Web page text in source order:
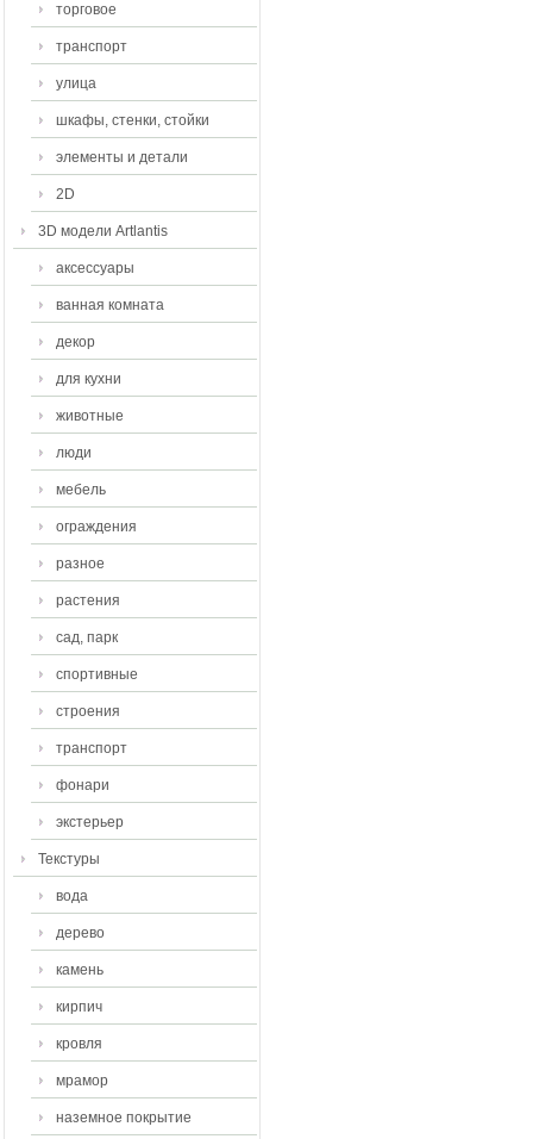
торговое
транспорт
улица
шкафы, стенки, стойки
элементы и детали
2D
3D модели Artlantis
аксессуары
ванная комната
декор
для кухни
животные
люди
мебель
ограждения
разное
растения
сад, парк
спортивные
строения
транспорт
фонари
экстерьер
Текстуры
вода
дерево
камень
кирпич
кровля
мрамор
наземное покрытие